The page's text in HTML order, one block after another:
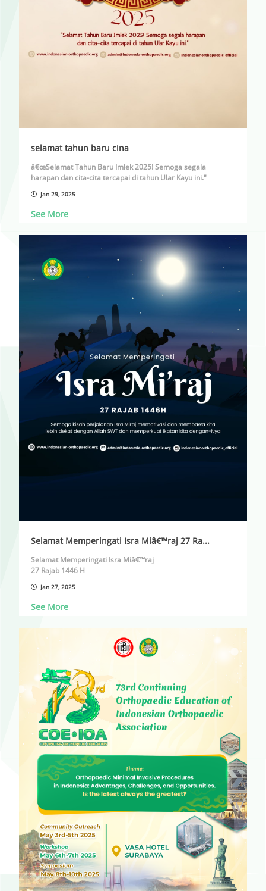
selamat tahun baru cina
â€œSelamat Tahun Baru Imlek 2025! Semoga segala
harapan dan cita-cita tercapai di tahun Ular Kayu ini."
Jan 29, 2025
See More
Selamat Memperingati Isra Miâ€™raj 27 Ra...
Selamat Memperingati Isra Miâ€™raj
27 Rajab 1446 H
Semoga kisah perjalanan Isra Miraj memotivasi dan
membawa kita lebih dekat dengan Allah SWT dan
memperkuat ikatan kita dengan-Nya
Jan 27, 2025
See More